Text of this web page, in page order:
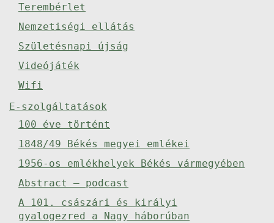
Terembérlet
Nemzetiségi ellátás
Születésnapi újság
Videójáték
Wifi
E-szolgáltatások
100 éve történt
1848/49 Békés megyei emlékei
1956-os emlékhelyek Békés vármegyében
Abstract – podcast
A 101. császári és királyi
gyalogezred a Nagy háborúban